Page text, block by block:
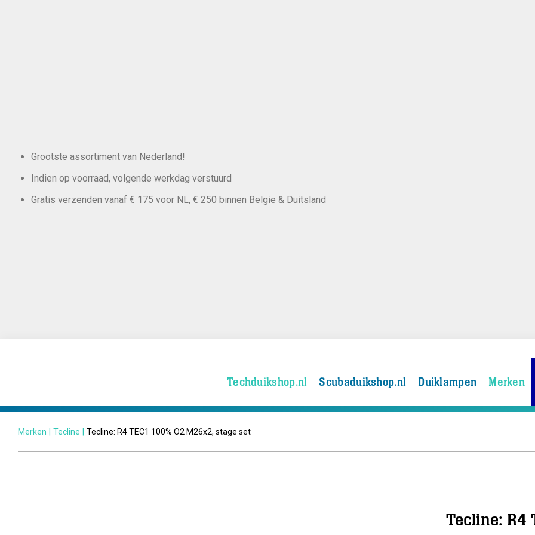
Grootste assortiment van Nederland!
Indien op voorraad, volgende werkdag verstuurd
Gratis verzenden vanaf € 175 voor NL, € 250 binnen Belgie & Duitsland
Techduikshop.nl Scubaduikshop.nl Duiklampen Merken
Merken Tecline Tecline: R4 TEC1 100% O2 M26x2, stage set
Tecline: R4